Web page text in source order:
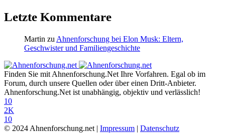
Letzte Kommentare
Martin zu Ahnenforschung bei Elon Musk: Eltern,
Geschwister und Familiengeschichte
Finden Sie mit Ahnenforschung.Net Ihre Vorfahren. Egal ob im
Forum, durch unsere Quellen oder über einen Dritt-Anbieter.
Ahnenforschung.Net ist unabhängig, objektiv und verlässlich!
10
2K
10
© 2024 Ahnenforschung.net | Impressum | Datenschutz